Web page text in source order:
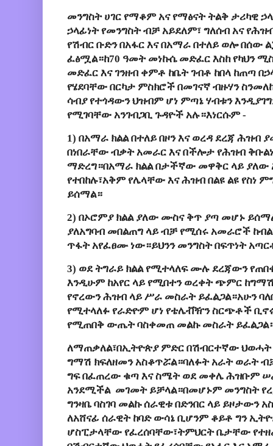
መንግስት ሀገር የማቆም አና የማፅናት ትልቅ ታሪካዊ
ኃላፊነት የመንግስት ብቻ አይደለም፣ ግለሰብ አና
የሽብር ቡድን በአፋር እና በአማራ በተለይ ወሎ በሰው
ፈፅሟል።ከ70 ዓመት መነኩሴ መድፈር እስከ የካህን
መድፈር እና ገንዘብ ቀምቶ ከቤት ገብቶ ከበላ ከጠጣ
የሄደባቸው በርካታ ምስክሮች በመገናኛ ብዙሃን
ሳብያ የተጎዳውን ህዝብም ሆነ ምጣኔ ሃብቱን
የሚገባቸው አንገብጋቢ ጉዳዮች አሉ።እነርሱም -
1) በአማራ ክልል በተለይ በዞን እና ወረዳ ደረጃ ሕዝብ
በነበራቸው ብቃት አመራር እና በችሎታ የሕዝብ
ማድረግ።በአማራ ክልል በታችኛው መዋቅር ላይ ያለው
የተበከሉ፣አቅም የሌላቸው እና ሕዝብ በልዩ ልዩ
ይሰማል።
2) በኦሮምያ ክልል ያለው ሙስና ቅጥ ያጣ መሆኑ
ያለአግባብ መበልጠግ ላይ ብቻ የሚሰሩ አመራሮች
ጥፋት አየፈፀሙ ነው።ይህንን መንግስት በፍጥነት
3) ወደ ትግራይ ክልል የሚተላለፍ ሙሉ ደረጃውን
እንዲሁም ከአየር ላይ የሚበተን ወረቀት ጭምር ከግማሽ
የኖረውን ሕዝብ ላይ ሥራ መስራት ይፈልጋል።አሁን
የሚተላለፉ የራድዮም ሆነ የቴሌቭዥን ስርጭቶች
የሚጠበቅ ውጤት ባስቀመጠ መልኩ መስራት
ለማጠቃለል፣በኢትዮጵያ ምድር በሽብርተኛው ህወሓት
ግማሽ ክፍለዘመን አስቆጥሯል።ባለፉት አራት ወራት
ግፍ በፈጠረው ቁጣ እና ስሜት ወደ መቀሌ ሕዝቡም
አንደሚችል መገመት ይቻላል።በመሆኑም መንግስት
ግንዛቤ ባስገባ መልኩ ሰራዊቱ በድንበር ላይ ይዞታውን
ለአሸናፊ ሰራዊት ከባድ ውሳኔ ቢሆንም ቆይቶ ግን
ሆስፒታላቸው የፈረሰባቸው፣ትምህርት ቤታቸው